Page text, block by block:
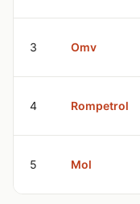
3 Omv
4 Rompetrol
5 Mol